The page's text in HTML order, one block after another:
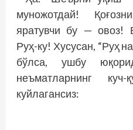
муножотдай!
яратувчи бу — овоз!
Руҳ-ку! Хусусан, “Руҳ
бўлса, ушбу
неъматларнинг куч-
куйлагансиз: